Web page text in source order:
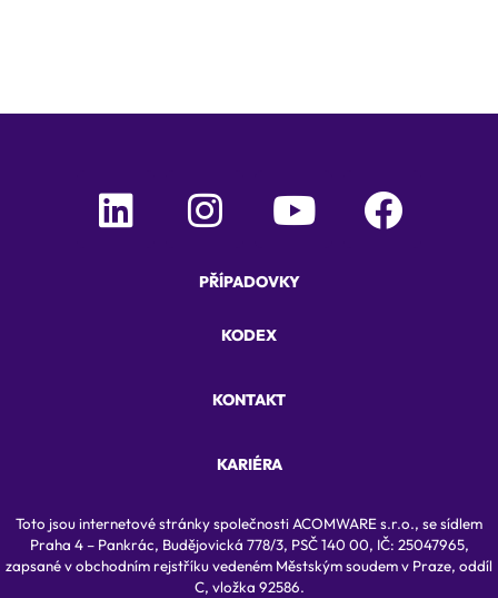
PŘÍPADOVKY
KODEX
KONTAKT
KARIÉRA
Toto jsou internetové stránky společnosti ACOMWARE s.r.o., se sídlem
Praha 4 – Pankrác, Budějovická 778/3, PSČ 140 00, IČ: 25047965,
zapsané v obchodním rejstříku vedeném Městským soudem v Praze, oddíl
C, vložka 92586.